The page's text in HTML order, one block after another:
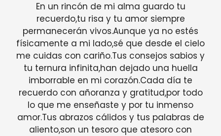
En un rincón de mi alma guardo tu
recuerdo,tu risa y tu amor siempre
permanecerán vivos.Aunque ya no estés
físicamente a mi lado,sé que desde el cielo
me cuidas con cariño.Tus consejos sabios y
tu ternura infinita,han dejado una huella
imborrable en mi corazón.Cada día te
recuerdo con añoranza y gratitud,por todo
lo que me enseñaste y por tu inmenso
amor.Tus abrazos cálidos y tus palabras de
aliento,son un tesoro que atesoro con